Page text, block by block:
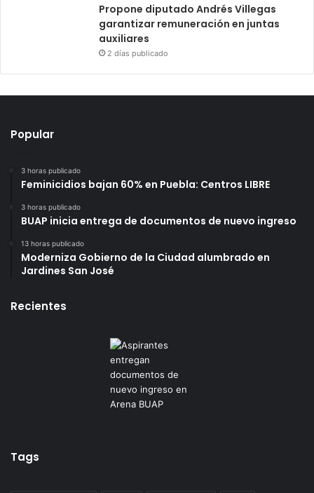
Propone diputado Andrés Villegas
garantizar remuneración en juntas
auxiliares
2 días publicado
Popular
3 horas publicado
Feminicidios bajan 60% en Puebla: Centros LIBRE
3 horas publicado
BUAP inicia entrega de documentos de nuevo ingreso
13 horas publicado
Moderniza Gobierno de la Ciudad alumbrado en
Jardines San José
Recientes
Tags